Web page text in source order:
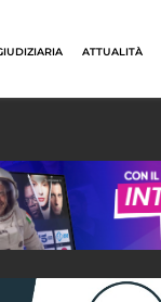
ATTUALITÀ